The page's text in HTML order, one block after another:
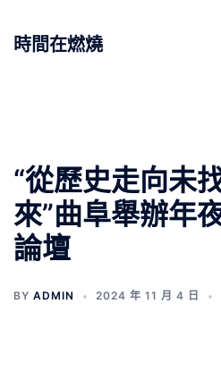
時間在燃燒
“從歷史走向未
來”曲阜舉辦年
論壇
BY ADMIN 2024 年 11 月 4 日